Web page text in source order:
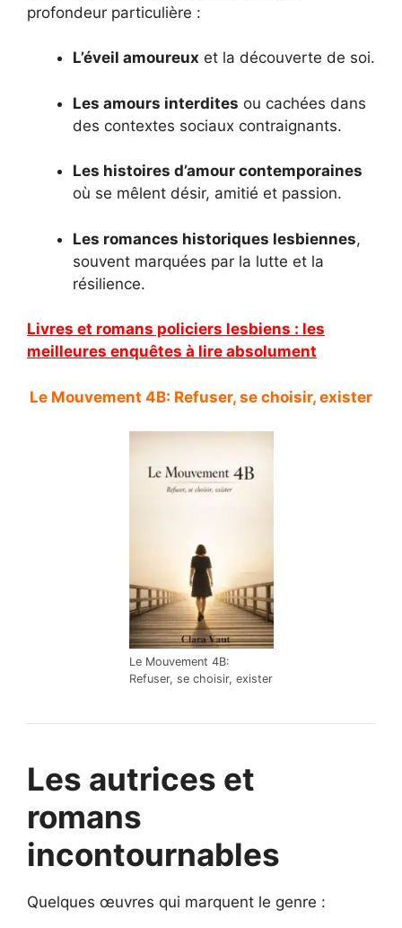
profondeur particulière :
L’éveil amoureux et la découverte de soi.
Les amours interdites ou cachées dans
des contextes sociaux contraignants.
Les histoires d’amour contemporaines
où se mêlent désir, amitié et passion.
Les romances historiques lesbiennes,
souvent marquées par la lutte et la
résilience.
Livres et romans policiers lesbiens : les
meilleures enquêtes à lire absolument
Le Mouvement 4B: Refuser, se choisir, exister
Le Mouvement 4B:
Refuser, se choisir, exister
Les autrices et
romans
incontournables
Quelques œuvres qui marquent le genre :